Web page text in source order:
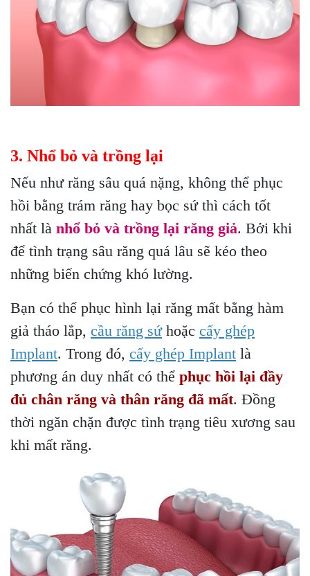
3. Nhổ bỏ và trồng lại
Nếu như răng sâu quá nặng, không thể phục
hồi bằng trám răng hay bọc sứ thì cách tốt
nhất là nhổ bỏ và trồng lại răng giả. Bởi khi
để tình trạng sâu răng quá lâu sẽ kéo theo
những biến chứng khó lường.
Bạn có thể phục hình lại răng mất bằng hàm
giả tháo lắp, cầu răng sứhoặc cấy ghép
Implant. Trong đó, cấy ghép Implant là
phương án duy nhất có thể phục hồi lại đầy
đủ chân răng và thân răng đã mất. Đồng
thời ngăn chặn được tình trạng tiêu xương sau
khi mất răng.